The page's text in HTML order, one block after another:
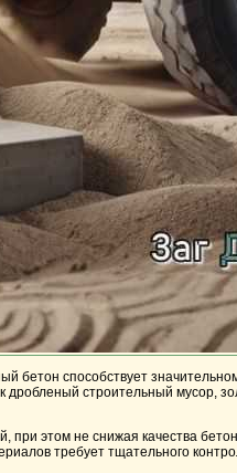
бетон способствует
строительный мусор,
при этом не снижая качества
требует тщательного